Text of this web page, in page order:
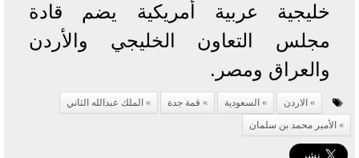
خليجية عربية أمريكية يضم قادة
مجلس التعاون الخليجي والأردن
والعراق ومصر.
الاردن السعودية قمة جدة
الملك عبدالله الثاني
الأمير محمد بن سلمان